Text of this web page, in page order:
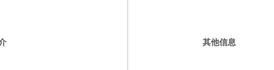
其他信息